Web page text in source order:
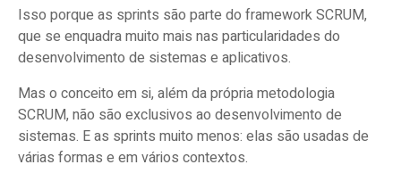
Priorização do backlog de marketing
Execução diária no contexto de marketing
Testes e validação orientados a campanhas
Encerramento e aprendizado com foco em
performance
Isso porque as sprints são parte do framework SCRUM,
que se enquadra muito mais nas particularidades do
desenvolvimento de sistemas e aplicativos.
Mas o conceito em si, além da própria metodologia
SCRUM, não são exclusivos ao desenvolvimento de
sistemas. E as sprints muito menos: elas são usadas de
várias formas e em vários contextos.